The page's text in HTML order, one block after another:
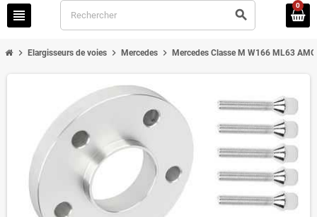
view_headline search
0
chevron_right Elargisseurs de voies chevron_right Mercedes chevron_right Mercedes Classe M W166 ML63